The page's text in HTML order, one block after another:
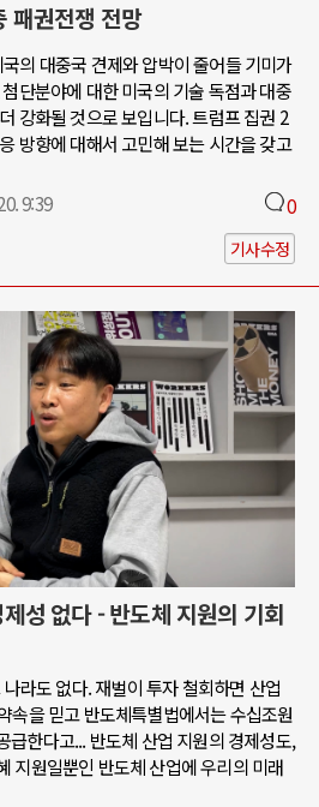
패권전쟁 전망
의 대중국 견제와 압박이 줄어들 기미가
단분야에 대한 미국의 기술 독점과 대중
강화될 것으로 보입니다. 트럼프 집권 2
방향에 대해서 고민해 보는 시간을 갖고
9:39 0
기사수정
성 없다 - 반도체 지원의 기회
라도 없다. 재벌이 투자 철회하면 산업
속을 믿고 반도체특별법에서는 수십조원
급한다고... 반도체 산업 지원의 경제성도,
지원일뿐인 반도체 산업에 우리의 미래